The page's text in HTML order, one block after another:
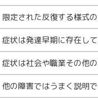
限定された反復する様式
症状は発達早期に存在し
症状は社会や職業その他
他の障害ではうまく説明